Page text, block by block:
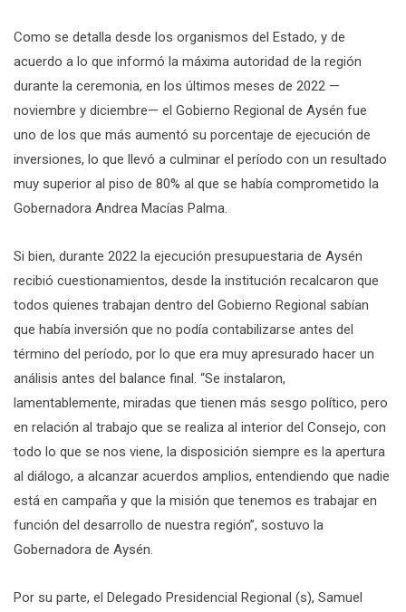
Como se detalla desde los organismos del Estado, y de
acuerdo a lo que informó la máxima autoridad de la región
durante la ceremonia, en los últimos meses de 2022 —
noviembre y diciembre— el Gobierno Regional de Aysén fue
uno de los que más aumentó su porcentaje de ejecución de
inversiones, lo que llevó a culminar el período con un resultado
muy superior al piso de 80% al que se había comprometido la
Gobernadora Andrea Macías Palma.
Si bien, durante 2022 la ejecución presupuestaria de Aysén
recibió cuestionamientos, desde la institución recalcaron que
todos quienes trabajan dentro del Gobierno Regional sabían
que había inversión que no podía contabilizarse antes del
término del período, por lo que era muy apresurado hacer un
análisis antes del balance final. “Se instalaron,
lamentablemente, miradas que tienen más sesgo político, pero
en relación al trabajo que se realiza al interior del Consejo, con
todo lo que se nos viene, la disposición siempre es la apertura
al diálogo, a alcanzar acuerdos amplios, entendiendo que nadie
está en campaña y que la misión que tenemos es trabajar en
función del desarrollo de nuestra región”, sostuvo la
Gobernadora de Aysén.
Por su parte, el Delegado Presidencial Regional (s), Samuel